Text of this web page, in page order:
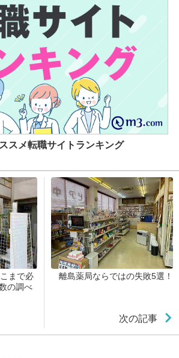
スメ転職サイトランキング
まで必
の調べ
離島薬局ならではの失敗5選！
次の記事